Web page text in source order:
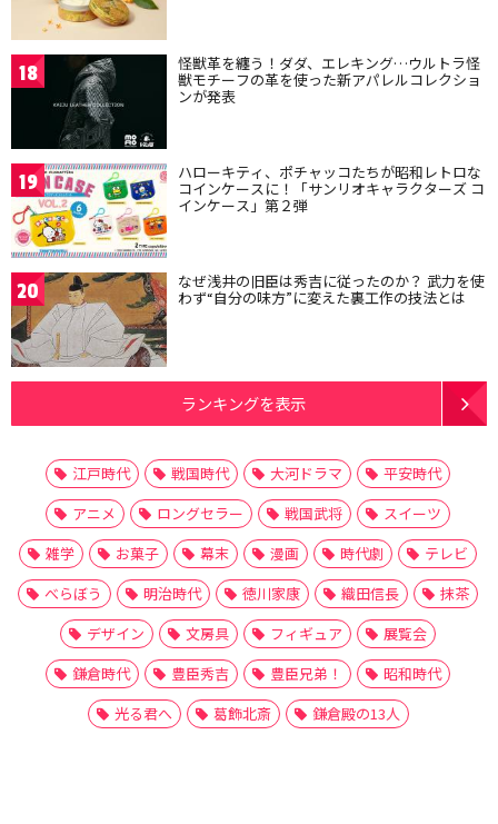
18 怪獣革を纏う！ダダ、エレキング…ウルトラ怪
獣モチーフの革を使った新アパレルコレクショ
ンが発表
19 ハローキティ、ポチャッコたちが昭和レトロな
コインケースに！「サンリオキャラクターズ コ
インケース」第２弾
20 なぜ浅井の旧臣は秀吉に従ったのか？ 武力を使
わず“自分の味方”に変えた裏工作の技法とは
ランキングを表示
江戸時代 戦国時代 大河ドラマ
平安時代
アニメ
ロングセラー 戦国武将
スイーツ
雑学
お菓子 幕末 漫画 時代劇
テレビ
べらぼう
明治時代 徳川家康 織田信長
抹茶
デザイン
文房具 フィギュア
展覧会
鎌倉時代
豊臣秀吉 豊臣兄弟！
昭和時代
光る君へ
葛飾北斎 鎌倉殿の13人